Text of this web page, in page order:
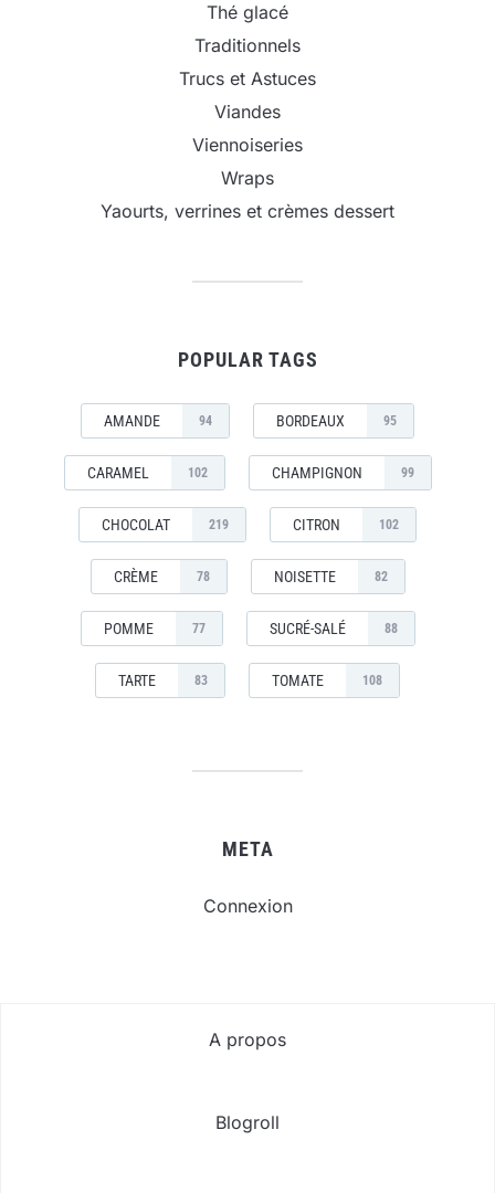
Thé glacé
Traditionnels
Trucs et Astuces
Viandes
Viennoiseries
Wraps
Yaourts, verrines et crèmes dessert
POPULAR TAGS
AMANDE 94 BORDEAUX 95
CARAMEL 102 CHAMPIGNON 99
CHOCOLAT 219 CITRON 102
CRÈME 78 NOISETTE 82
POMME 77 SUCRÉ-SALÉ 88
TARTE 83 TOMATE 108
META
Connexion
A propos
Blogroll